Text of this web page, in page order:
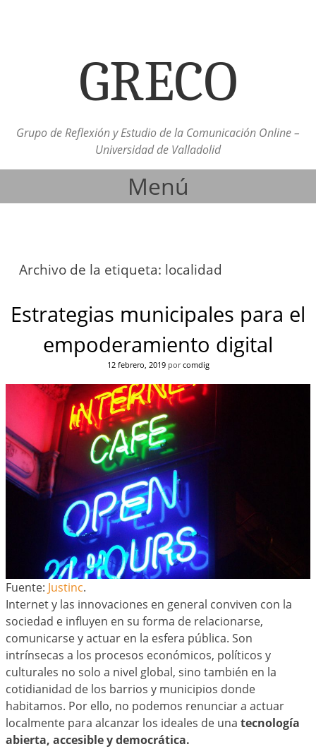
GRECO
Grupo de Reflexión y Estudio de la Comunicación Online –
Universidad de Valladolid
Menú
Archivo de la etiqueta: localidad
Estrategias municipales para el
empoderamiento digital
12 febrero, 2019porcomdig
Fuente: Justinc.
Internet y las innovaciones en general conviven con la
sociedad e influyen en su forma de relacionarse,
comunicarse y actuar en la esfera pública. Son
intrínsecas a los procesos económicos, políticos y
culturales no solo a nivel global, sino también en la
cotidianidad de los barrios y municipios donde
habitamos. Por ello, no podemos renunciar a actuar
localmente para alcanzar los ideales de una tecnología
abierta, accesible y democrática.